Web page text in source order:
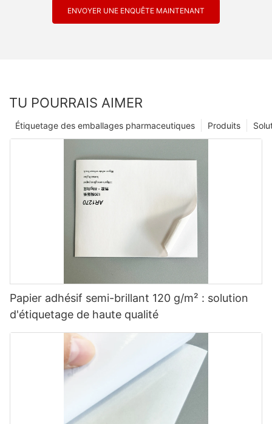
ENVOYER UNE ENQUÊTE MAINTENANT
TU POURRAIS AIMER
Produits
Étiquetage des emballages pharmaceutiques
Papier adhésif semi-brillant 120 g/m² : solution
d'étiquetage de haute qualité